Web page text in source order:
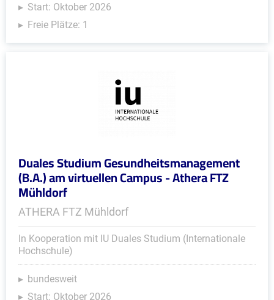
Start: Oktober 2026
Freie Plätze: 1
Duales Studium Gesundheitsmanagement
(B.A.) am virtuellen Campus - Athera FTZ
Mühldorf
ATHERA FTZ Mühldorf
In Kooperation mit IU Duales Studium (Internationale
Hochschule)
bundesweit
Start: Oktober 2026